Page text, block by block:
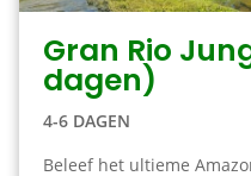
Gran Rio
dagen)
4-6 DAGEN
Beleef het ultieme